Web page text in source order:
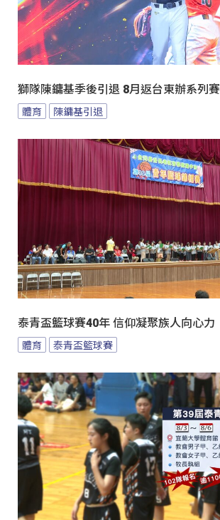
獅隊陳鏞基季後引退 8月返台東辦系列賽
體育 陳鏞基引退
泰青盃籃球賽40年 信仰凝聚族人向心力
體育 泰青盃籃球賽